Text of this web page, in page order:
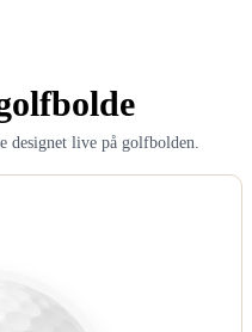
live på golfbolden.